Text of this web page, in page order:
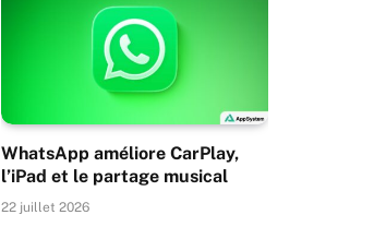
WhatsApp améliore CarPlay,
l’iPad et le partage musical
22 juillet 2026